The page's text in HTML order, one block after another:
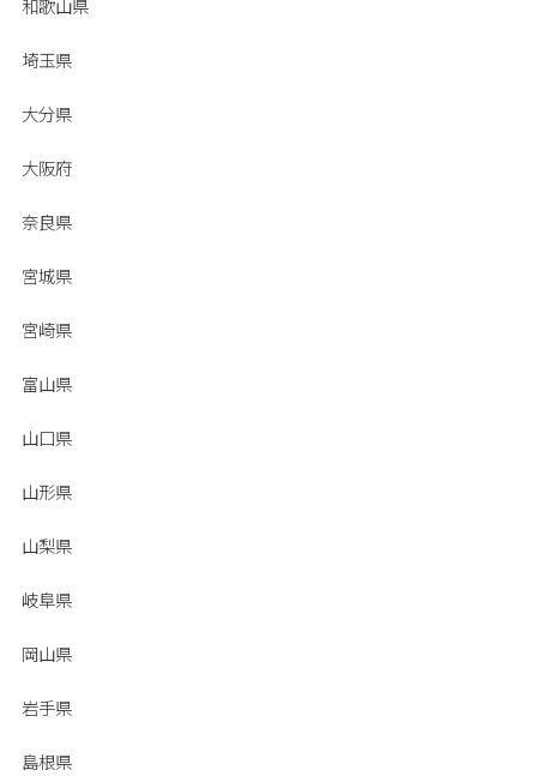
和歌山県
埼玉県
大分県
大阪府
奈良県
宮城県
宮崎県
富山県
山口県
山形県
山梨県
岐阜県
岡山県
岩手県
島根県